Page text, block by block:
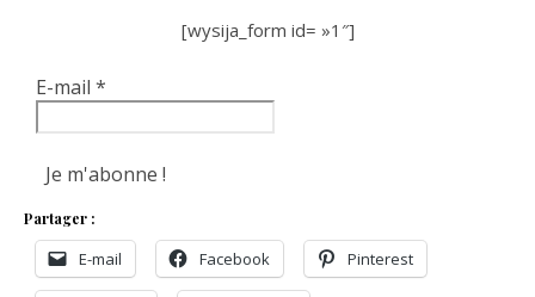
[wysija_form id= »1″]
E-mail *
Partager :
E-mail Facebook Pinterest